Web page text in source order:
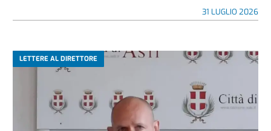
31 LUGLIO 2026
LETTERE AL DIRETTORE